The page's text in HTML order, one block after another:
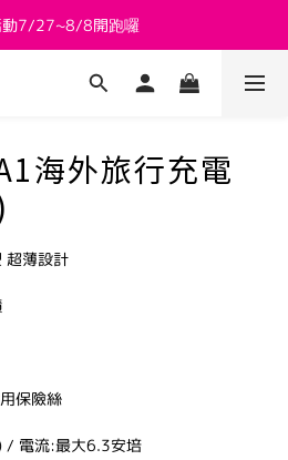
送 $800購物金
動7/27~8/8開跑囉
送 $800購物金
海外旅行充電
超薄設計
保險絲
/ 電流:最大6.3安培